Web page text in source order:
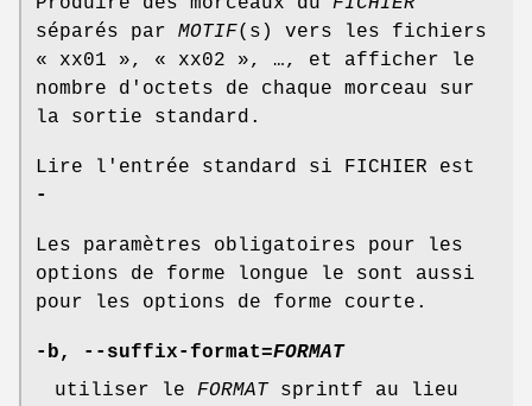
séparés par MOTIF(s) vers les fichiers
« xx01 », « xx02 », …, et afficher le
nombre d'octets de chaque morceau sur
la sortie standard.
Lire l'entrée standard si FICHIER est
-
Les paramètres obligatoires pour les
options de forme longue le sont aussi
pour les options de forme courte.
-b , --suffix-format=FORMAT
utiliser le FORMATsprintf au lieu